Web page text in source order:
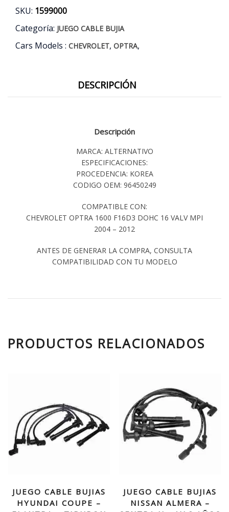
SKU: 1599000
Categoría: JUEGO CABLE BUJIA
Cars Models : CHEVROLET, OPTRA,
DESCRIPCIÓN
Descripción
MARCA: ALTERNATIVO
ESPECIFICACIONES:
PROCEDENCIA: KOREA
CODIGO OEM: 96450249
COMPATIBLE CON:
CHEVROLET OPTRA 1600 F16D3 DOHC 16 VALV MPI
2004 – 2012
ANTES DE GENERAR LA COMPRA, CONSULTA
COMPATIBILIDAD CON TU MODELO
PRODUCTOS RELACIONADOS
JUEGO CABLE BUJIAS
HYUNDAI COUPE –
JUEGO CABLE BUJIAS
NISSAN ALMERA –